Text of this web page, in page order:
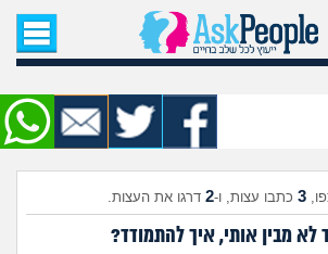
עמוד הבית
שאל שאלה
שאלות חדשות
שאלות שעוררו עניין
3 כתבו עצות, ו-2 דרגו את העצות.
מבין אותי, איך להתמודד?